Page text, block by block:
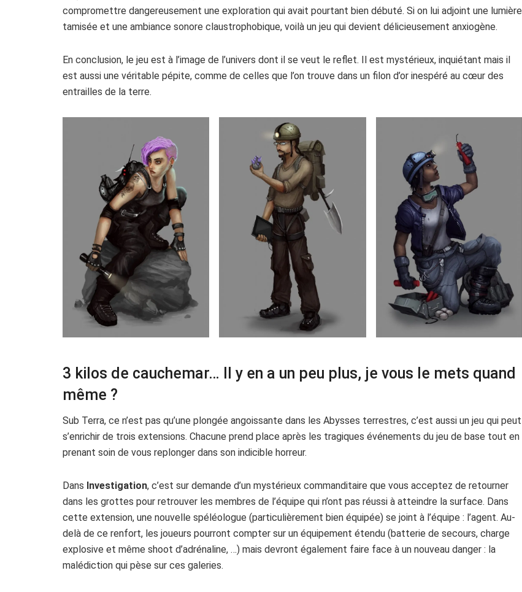
compromettre dangereusement une exploration qui avait pourtant bien débuté. Si on lui adjoint une lumière
tamisée et une ambiance sonore claustrophobique, voilà un jeu qui devient délicieusement anxiogène.
En conclusion, le jeu est à l’image de l’univers dont il se veut le reflet. Il est mystérieux, inquiétant mais il
est aussi une véritable pépite, comme de celles que l’on trouve dans un filon d’or inespéré au cœur des
entrailles de la terre.
3 kilos de cauchemar… Il y en a un peu plus, je vous le mets quand
même ?
Sub Terra, ce n’est pas qu’une plongée angoissante dans les Abysses terrestres, c’est aussi un jeu qui peut
s’enrichir de trois extensions. Chacune prend place après les tragiques événements du jeu de base tout en
prenant soin de vous replonger dans son indicible horreur.
Dans Investigation, c’est sur demande d’un mystérieux commanditaire que vous acceptez de retourner
dans les grottes pour retrouver les membres de l’équipe qui n’ont pas réussi à atteindre la surface. Dans
cette extension, une nouvelle spéléologue (particulièrement bien équipée) se joint à l’équipe : l’agent. Au-
delà de ce renfort, les joueurs pourront compter sur un équipement étendu (batterie de secours, charge
explosive et même shoot d’adrénaline, …) mais devront également faire face à un nouveau danger : la
malédiction qui pèse sur ces galeries.